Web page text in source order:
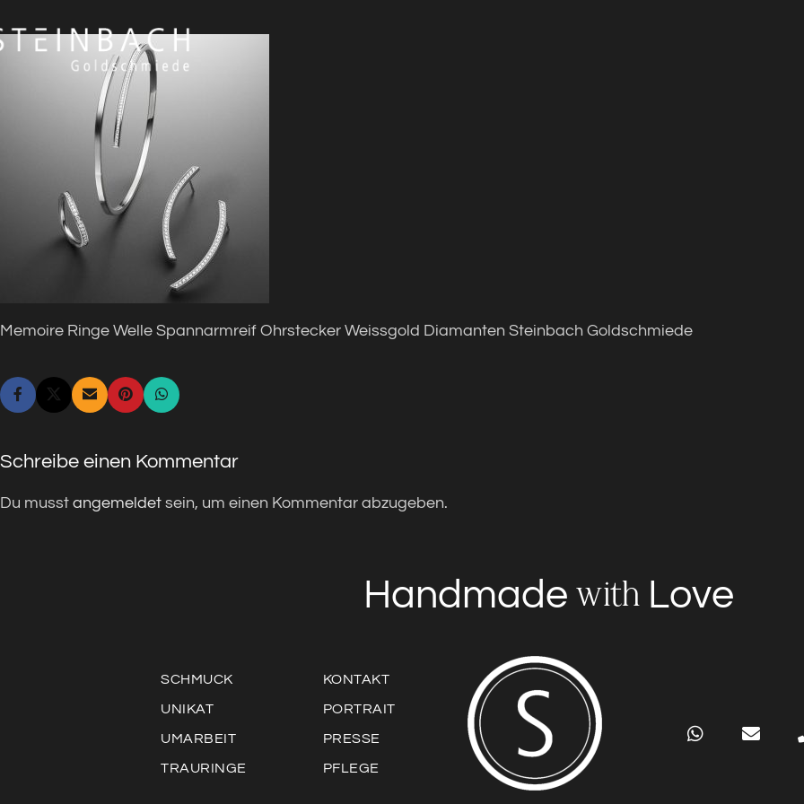
Memoire Ringe Welle Spannarmreif Ohrstecker Weissgold Diamanten Steinbach Goldschmiede
Schreibe einen Kommentar
Du musst angemeldet sein, um einen Kommentar abzugeben.
Handmade with Love
SCHMUCK
UNIKAT
UMARBEIT
TRAURINGE
KONTAKT
PORTRAIT
PRESSE
PFLEGE